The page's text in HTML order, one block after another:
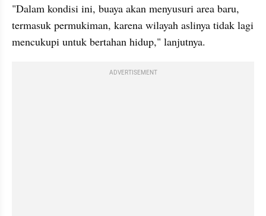
"Dalam kondisi ini, buaya akan menyusuri area baru,
termasuk permukiman, karena wilayah aslinya tidak lagi
mencukupi untuk bertahan hidup," lanjutnya.
ADVERTISEMENT